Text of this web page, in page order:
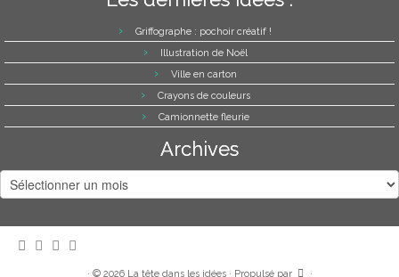
Griffographe : pochoir créatif !
Illustration de Noël
Ville en carton
Crayons de couleurs
Camionnette fleurie
Archives
Archives
· © 2026 La tête dans les idées· Propulsé par ·